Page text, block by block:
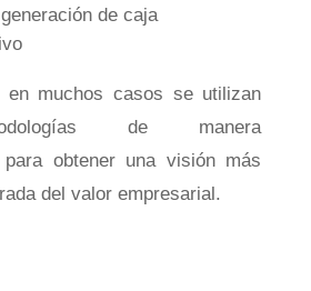
de caja
en muchos casos se utilizan
de manera
para obtener una visión más
del valor empresarial.